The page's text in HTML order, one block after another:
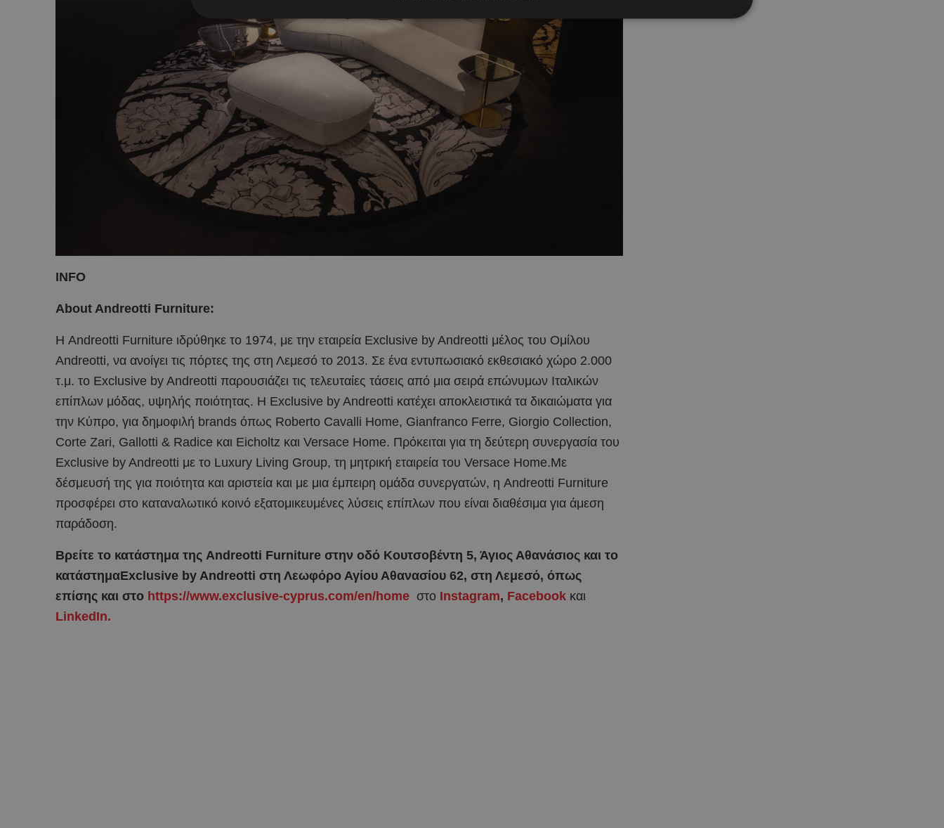
INFO
About Andreotti Furniture:
Η Andreotti Furniture ιδρύθηκε το 1974, με την εταιρεία Exclusive by Andreotti μέλος του Ομίλου
Andreotti, να ανοίγει τις πόρτες της στη Λεμεσό το 2013. Σε ένα εντυπωσιακό εκθεσιακό χώρο 2.000
τ.μ. το Exclusive by Andreotti παρουσιάζει τις τελευταίες τάσεις από μια σειρά επώνυμων Ιταλικών
επίπλων μόδας, υψηλής ποιότητας. Η Exclusive by Andreotti κατέχει αποκλειστικά τα δικαιώματα για
την Κύπρο, για δημοφιλή brands όπως Roberto Cavalli Home, Gianfranco Ferre, Giorgio Collection,
Corte Zari, Gallotti & Radice και Eicholtz και Versace Home. Πρόκειται για τη δεύτερη συνεργασία του
Exclusive by Andreotti με το Luxury Living Group, τη μητρική εταιρεία του Versace Home.Με
δέσμευσή της για ποιότητα και αριστεία και με μια έμπειρη ομάδα συνεργατών, η Andreotti Furniture
προσφέρει στο καταναλωτικό κοινό εξατομικευμένες λύσεις επίπλων που είναι διαθέσιμα για άμεση
παράδοση.
Βρείτε το κατάστημα της Andreotti Furniture στην οδό Κουτσοβέντη 5, Άγιος Αθανάσιος και το
κατάστημαExclusive by Andreotti στη Λεωφόρο Αγίου Αθανασίου 62, στη Λεμεσό, όπως
επίσης και στο https://www.exclusive-cyprus.com/en/home στο Instagram, Facebook και
LinkedIn.